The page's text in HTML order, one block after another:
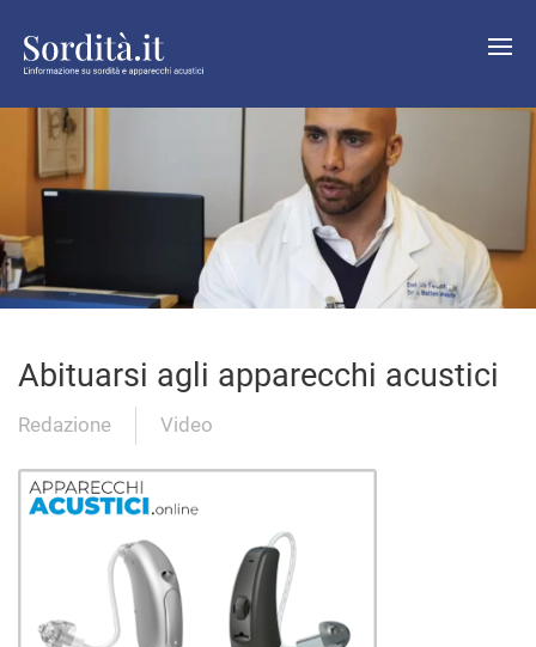
Abituarsi agli apparecchi acustici
Redazione Video